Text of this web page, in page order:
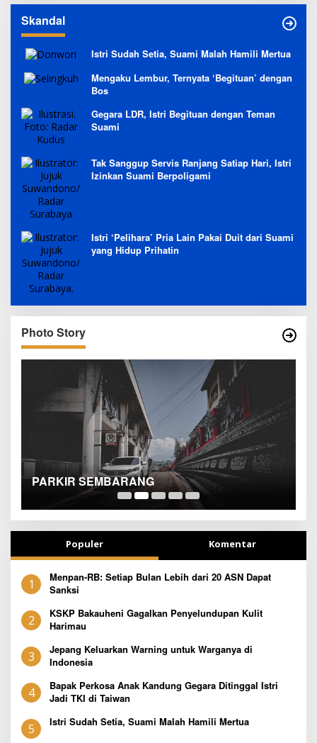
Skandal
Istri Sudah Setia, Suami Malah Hamili Mertua
Mengaku Lembur, Ternyata ‘Begituan’ dengan
Bos
Gegara LDR, Istri Begituan dengan Teman
Suami
Tak Sanggup Servis Ranjang Satiap Hari, Istri
Izinkan Suami Berpoligami
Istri ‘Pelihara’ Pria Lain Pakai Duit dari Suami
yang Hidup Prihatin
Photo Story
SEJAK DINI
Populer Komentar
1
Menpan-RB: Setiap Bulan Lebih dari 20 ASN Dapat
Sanksi
2
KSKP Bakauheni Gagalkan Penyelundupan Kulit
Harimau
3
Jepang Keluarkan Warning untuk Warganya di
Indonesia
4
Bapak Perkosa Anak Kandung Gegara Ditinggal Istri
Jadi TKI di Taiwan
5 Istri Sudah Setia, Suami Malah Hamili Mertua